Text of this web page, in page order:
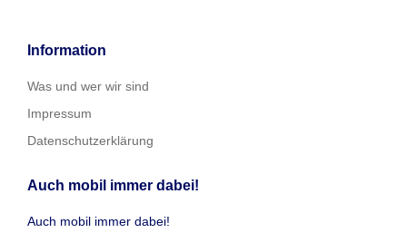
Information
Was und wer wir sind
Impressum
Datenschutzerklärung
Auch mobil immer dabei!
Auch mobil immer dabei!